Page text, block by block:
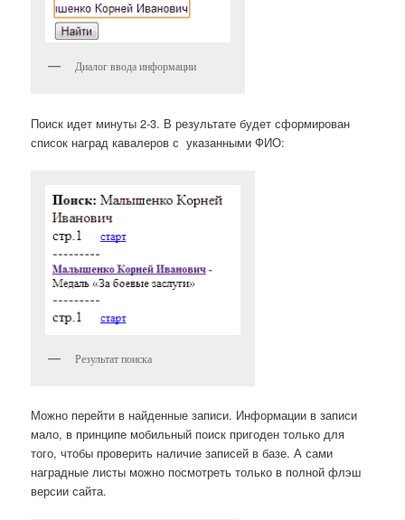
Диалог ввода информации
Поиск идет минуты 2-3. В результате будет сформирован
список наград кавалеров с указанными ФИО:
Результат поиска
Можно перейти в найденные записи. Информации в записи
мало, в принципе мобильный поиск пригоден только для
того, чтобы проверить наличие записей в базе. А сами
наградные листы можно посмотреть только в полной флэш
версии сайта.